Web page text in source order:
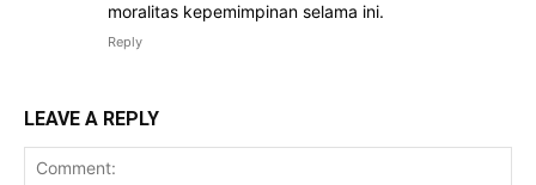
moralitas kepemimpinan selama ini.
Reply
LEAVE A REPLY